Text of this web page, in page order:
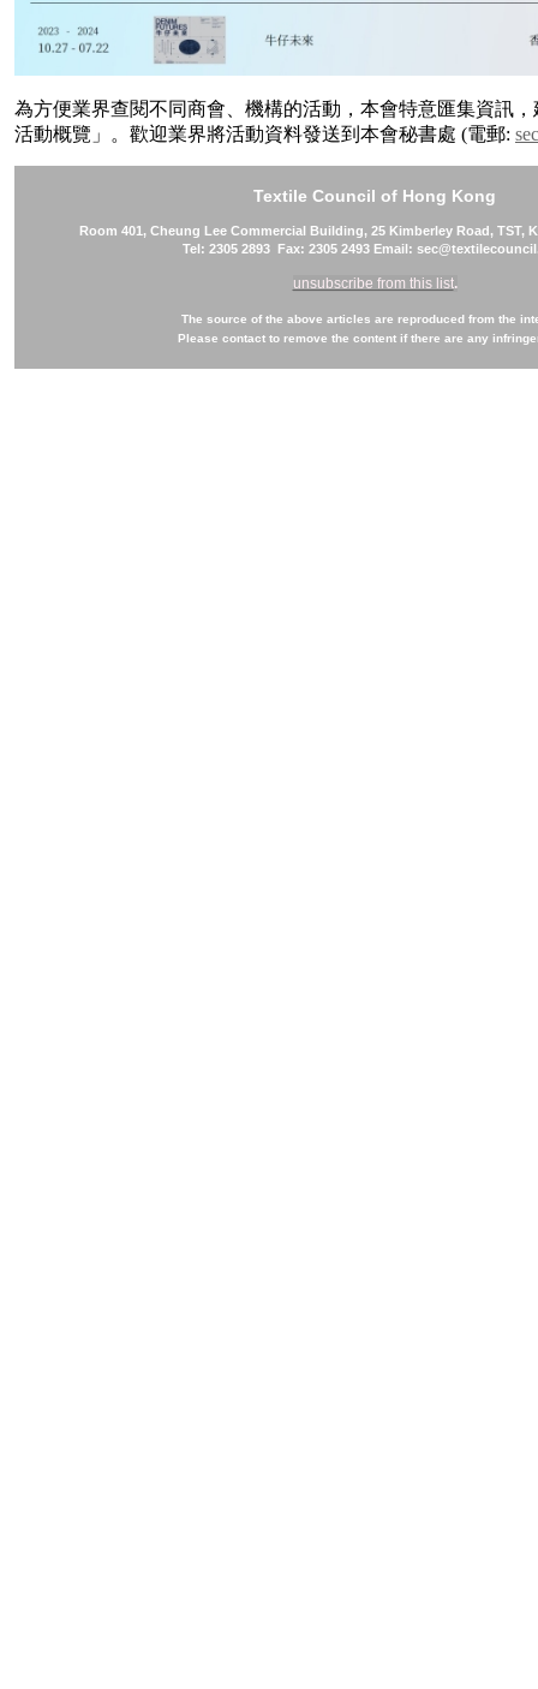
為方便業界查閱不同商會、機構的活動，本會特意匯集資訊
活動概覽」。歡迎業界將活動資料發送到本會秘書處 (電郵:
Textile Council of Hong Kong
Room 401, Cheung Lee Commercial Building, 25 Kimberley Road, TST,
Tel: 2305 2893 Fax: 2305 2493 Email:
unsubscribe from this list.
The source of the above articles are reproduced from the
Please contact to remove the content if there are any